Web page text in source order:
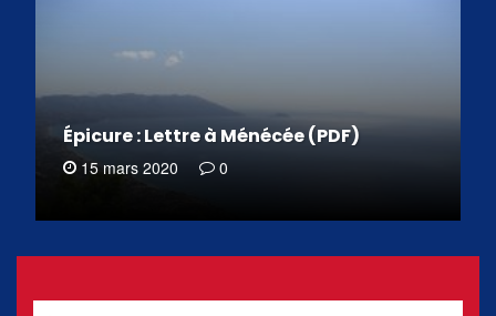
Épicure : Lettre à Ménécée (PDF)
15 mars 2020 0